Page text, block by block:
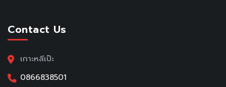
Contact Us
เกาะหลีเป๊ะ
0866838501